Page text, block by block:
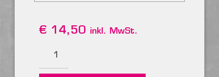
€ 14,50 inkl. MwSt.